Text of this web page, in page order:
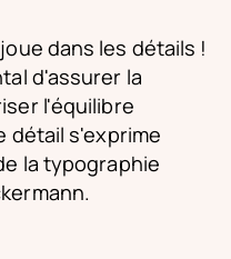
dans les détails !
d'assurer la
l'équilibre
détail s'exprime
la typographie